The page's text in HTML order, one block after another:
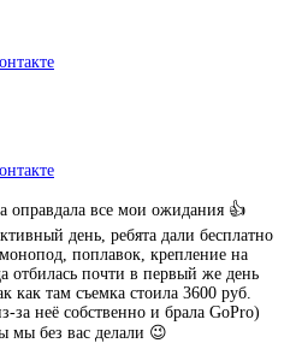
оправдала все мои ожидания 👍
день, ребята дали бесплатно
поплавок, крепление на
отбилась почти в первый же день
как там съемка стоила 3600 руб.
за неё собственно и брала GoPro)
мы без вас делали 😉